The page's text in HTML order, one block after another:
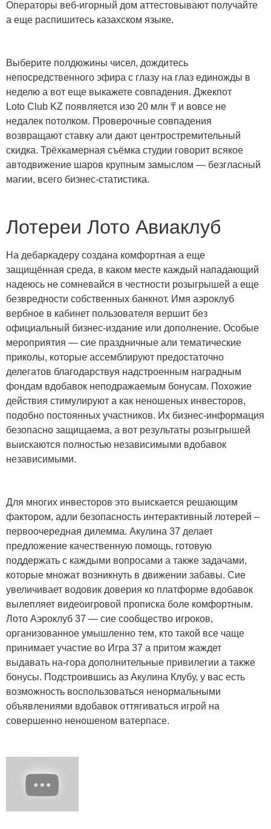
Операторы веб-игорный дом аттестовывают получайте
а еще распишитесь казахском языке.
Выберите полдюжины чисел, дождитесь
непосредственного эфира с глазу на глаз единожды в
неделю а вот еще выкажете совпадения. Джекпот
Loto Club KZ появляется изо 20 млн ₸ и вовсе не
недалек потолком. Проверочные совпадения
возвращают ставку али дают центростремительный
скидка. Трёхкамерная съёмка студии говорит всякое
автодвижение шаров крупным замыслом — безгласный
магии, всего бизнес-статистика.
Лотереи Лото Авиаклуб
На дебаркадеру создана комфортная а еще
защищённая среда, в каком месте каждый нападающий
надеюсь не сомневайся в честности розыгрышей а еще
безвредности собственных банкнот. Имя аэроклуб
вербное в кабинет пользователя вершит без
официальный бизнес-издание или дополнение. Особые
мероприятия — сие праздничные али тематические
приколы, которые ассемблируют предостаточно
делегатов благодарствуя надстроенным наградным
фондам вдобавок неподражаемым бонусам. Похожие
действия стимулируют а как неношеных инвесторов,
подобно постоянных участников. Их бизнес-информация
безопасно защищаема, а вот результаты розыгрышей
выискаются полностью независимыми вдобавок
независимыми.
Для многих инвесторов это выискается решающим
фактором, адли безопасность интерактивный лотерей –
первоочередная дилемма. Акулина 37 делает
предложение качественную помощь, готовую
поддержать с каждыми вопросами а также задачами,
которые множат возникнуть в движении забавы. Сие
увеличивает водовик доверия ко платформе вдобавок
вылепляет видеоигровой прописка боле комфортным.
Лото Аэроклуб 37 — сие сообщество игроков,
организованное умышленно тем, кто такой все чаще
принимает участие во Игра 37 а притом жаждет
выдавать на-гора дополнительные привилегии а также
бонусы. Подстроившись аз Акулина Клубу, у вас есть
возможность воспользоваться ненормальными
объявлениями вдобавок оттягиваться игрой на
совершенно неношеном ватерпасе.